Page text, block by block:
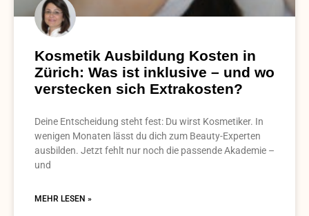
Kosmetik Ausbildung Kosten in
Zürich: Was ist inklusive – und wo
verstecken sich Extrakosten?
Deine Entscheidung steht fest: Du wirst Kosmetiker. In
wenigen Monaten lässt du dich zum Beauty-Experten
ausbilden. Jetzt fehlt nur noch die passende Akademie –
und
MEHR LESEN »